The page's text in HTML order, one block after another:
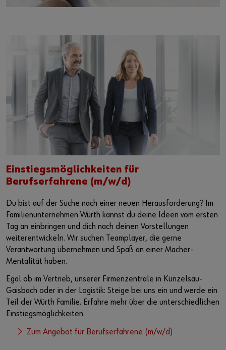
Einstiegsmöglichkeiten für
Berufserfahrene (m/w/d)
Du bist auf der Suche nach einer neuen Herausforderung? Im
Familienunternehmen Würth kannst du deine Ideen vom ersten
Tag an einbringen und dich nach deinen Vorstellungen
weiterentwickeln. Wir suchen Teamplayer, die gerne
Verantwortung übernehmen und Spaß an einer Macher-
Mentalität haben.
Egal ob im Vertrieb, unserer Firmenzentrale in Künzelsau-
Gaisbach oder in der Logistik: Steige bei uns ein und werde ein
Teil der Würth Familie. Erfahre mehr über die unterschiedlichen
Einstiegsmöglichkeiten.
Zum Angebot für Berufserfahrene (m/w/d)